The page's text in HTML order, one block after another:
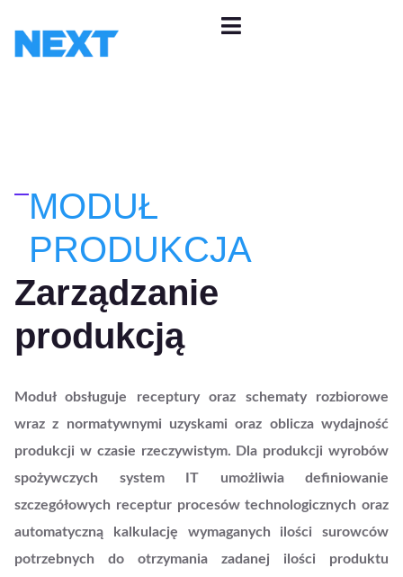
MODUŁ
PRODUKCJA
Zarządzanie
produkcją
Moduł obsługuje receptury oraz schematy rozbiorowe
wraz z normatywnymi uzyskami oraz oblicza wydajność
produkcji w czasie rzeczywistym. Dla produkcji wyrobów
spożywczych system IT umożliwia definiowanie
szczegółowych receptur procesów technologicznych oraz
automatyczną kalkulację wymaganych ilości surowców
potrzebnych do otrzymania zadanej ilości produktu